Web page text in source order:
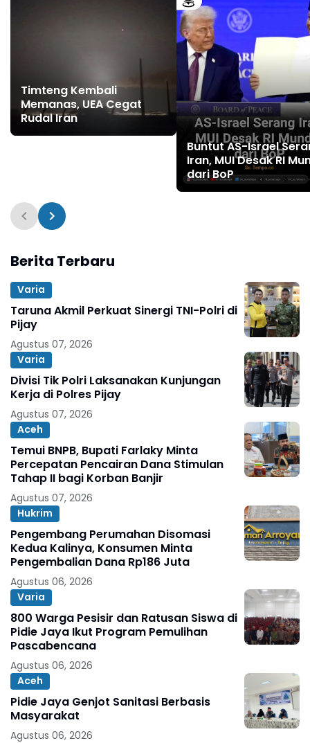
Timteng Kembali
Memanas, UEA Cegat
Rudal Iran
Buntut AS-Israel
Iran, MUI Desak RI
dari BoP
Berita Terbaru
Varia
Taruna Akmil Perkuat Sinergi TNI-Polri di
Pijay
Agustus 07, 2026
Varia
Divisi Tik Polri Laksanakan Kunjungan
Kerja di Polres Pijay
Agustus 07, 2026
Aceh
Temui BNPB, Bupati Farlaky Minta
Percepatan Pencairan Dana Stimulan
Tahap II bagi Korban Banjir
Agustus 07, 2026
Hukrim
Pengembang Perumahan Disomasi
Kedua Kalinya, Konsumen Minta
Pengembalian Dana Rp186 Juta
Agustus 06, 2026
Varia
800 Warga Pesisir dan Ratusan Siswa di
Pidie Jaya Ikut Program Pemulihan
Pascabencana
Agustus 06, 2026
Aceh
Pidie Jaya Genjot Sanitasi Berbasis
Masyarakat
Agustus 06, 2026